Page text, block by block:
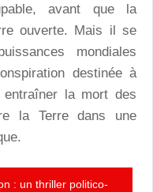
avant que la
ouverte. Mais il se
mondiales
destinée à
entraîner la mort des
la Terre dans une
: un thriller politico-